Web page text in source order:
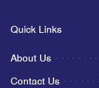
Quick Links
About Us
Contact Us